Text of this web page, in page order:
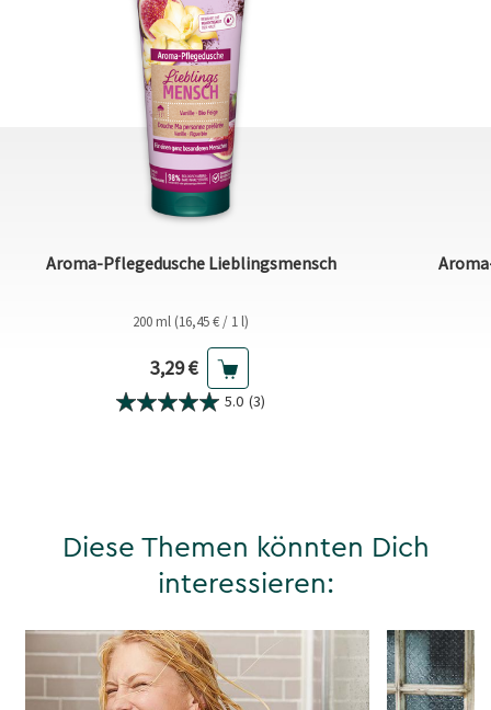
Aroma-Pflegedusche Lieblingsmensch
200 ml (16,45 € / 1 l)
Aktueller Preis
3,29 €
5.0 (3)
Diese Themen könnten Dich
interessieren: